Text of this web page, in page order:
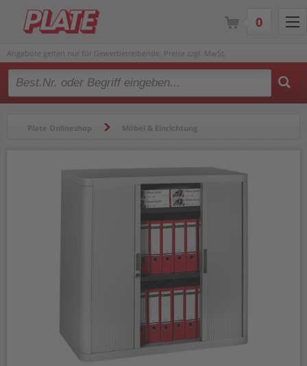
Angebote gelten nur für Gewerbetreibende. Preise zzgl. MwSt.
Type 2 or more characters for results.
Plate Onlineshop Möbel & Einrichtung
Aktenschränke Aktenschrank easyOffice by Paperflow
0